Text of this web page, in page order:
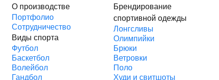
О производстве
Портфолио
Сотрудничество
Виды спорта
Футбол
Баскетбол
Волейбол
Гандбол
Брендирование
спортивной одежды
Лонгсливы
Олимпийки
Брюки
Ветровки
Поло
Худи и свитшоты